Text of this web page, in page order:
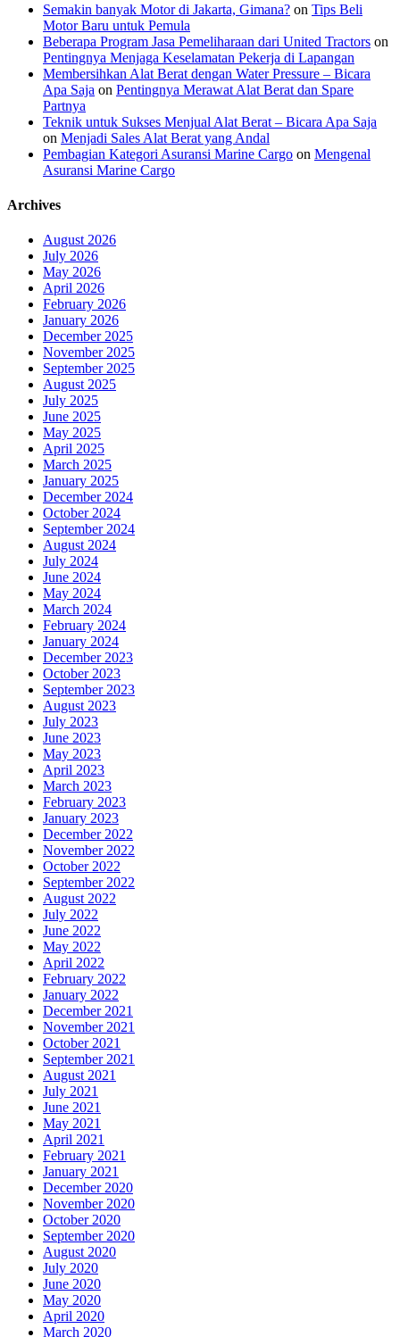
Semakin banyak Motor di Jakarta, Gimana? on Tips Beli
Motor Baru untuk Pemula
Beberapa Program Jasa Pemeliharaan dari United Tractors on
Pentingnya Menjaga Keselamatan Pekerja di Lapangan
Membersihkan Alat Berat dengan Water Pressure – Bicara
Apa Saja on Pentingnya Merawat Alat Berat dan Spare
Partnya
Teknik untuk Sukses Menjual Alat Berat – Bicara Apa Saja
on Menjadi Sales Alat Berat yang Andal
Pembagian Kategori Asuransi Marine Cargo on Mengenal
Asuransi Marine Cargo
Archives
August 2026
July 2026
May 2026
April 2026
February 2026
January 2026
December 2025
November 2025
September 2025
August 2025
July 2025
June 2025
May 2025
April 2025
March 2025
January 2025
December 2024
October 2024
September 2024
August 2024
July 2024
June 2024
May 2024
March 2024
February 2024
January 2024
December 2023
October 2023
September 2023
August 2023
July 2023
June 2023
May 2023
April 2023
March 2023
February 2023
January 2023
December 2022
November 2022
October 2022
September 2022
August 2022
July 2022
June 2022
May 2022
April 2022
February 2022
January 2022
December 2021
November 2021
October 2021
September 2021
August 2021
July 2021
June 2021
May 2021
April 2021
February 2021
January 2021
December 2020
November 2020
October 2020
September 2020
August 2020
July 2020
June 2020
May 2020
April 2020
March 2020